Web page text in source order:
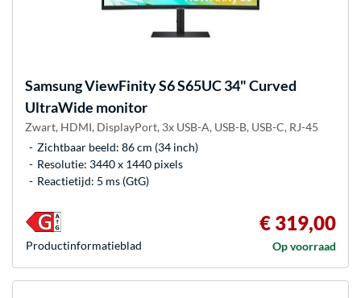
SamsungViewFinity S6 S65UC 34" Curved
UltraWide monitor
Zwart, HDMI, DisplayPort, 3x USB-A, USB-B, USB-C, RJ-45
Zichtbaar beeld: 86 cm (34 inch)
Resolutie: 3440 x 1440 pixels
Reactietijd: 5 ms (GtG)
€ 319,00
Op voorraad
Product­informatieblad